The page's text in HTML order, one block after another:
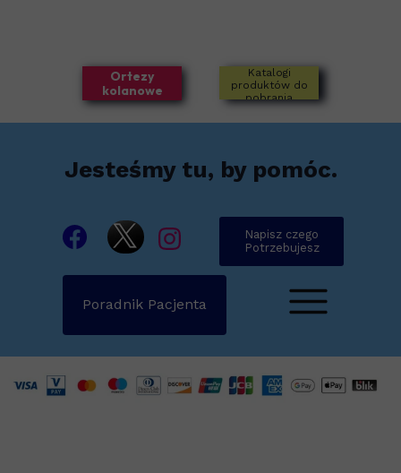
Katalogi
produktów do
pobrania
Ortezy
kolanowe
Poradnik Pacjenta
Jesteśmy tu, by pomóc.
Napisz czego
Potrzebujesz